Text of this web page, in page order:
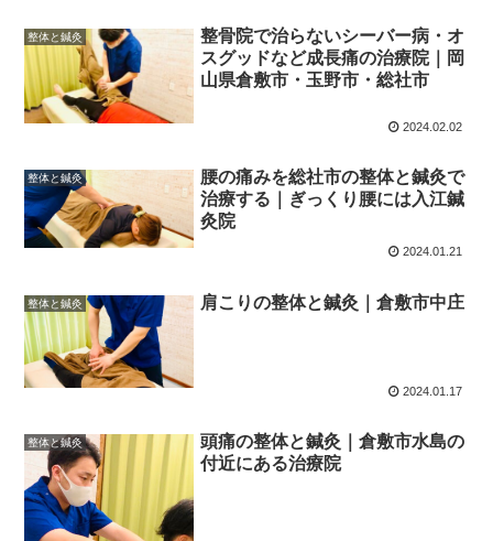
整体と鍼灸
整骨院で治らないシーバー病・オ
スグッドなど成長痛の治療院｜岡
山県倉敷市・玉野市・総社市
2024.02.02
整体と鍼灸
腰の痛みを総社市の整体と鍼灸で
治療する｜ぎっくり腰には入江鍼
灸院
2024.01.21
整体と鍼灸 肩こりの整体と鍼灸｜倉敷市中庄
2024.01.17
整体と鍼灸
頭痛の整体と鍼灸｜倉敷市水島の
付近にある治療院